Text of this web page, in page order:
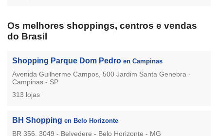
Os melhores shoppings, centros e vendas
do Brasil
Shopping Parque Dom Pedro en Campinas
Avenida Guilherme Campos, 500 Jardim Santa Genebra -
Campinas - SP
313 lojas
BH Shopping en Belo Horizonte
BR 356, 3049 - Belvedere - Belo Horizonte - MG